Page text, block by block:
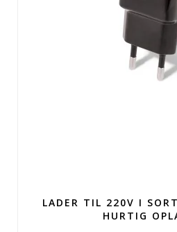
LADER TIL 220V I
HURTIG